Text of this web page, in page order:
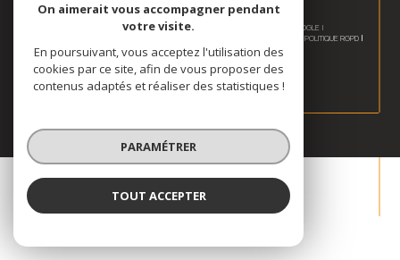
© 2026 | TOUS DROITS RÉSERVÉS | TRADUCTION POWERED BY GOOGLE |
POLITIQUE RGPD
COOKIES
On aimerait vous accompagner pendant
votre visite.
En poursuivant, vous acceptez l'utilisation des
cookies par ce site, afin de vous proposer des
contenus adaptés et réaliser des statistiques !
PARAMÉTRER
TOUT ACCEPTER